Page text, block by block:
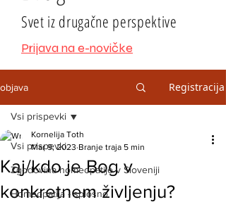
Svet iz drugačne perspektive
Prijava na e-novičke
objava Registracija
Vsi prispevki
Zgodovina homeopatije v Sloveniji
Homeopatija - splošno
Vsi prispevki
Kaj/kdo je Bog v
konkretnem življenju?
Kornelija Toth
Mar 9, 2023 Branje traja 5 min